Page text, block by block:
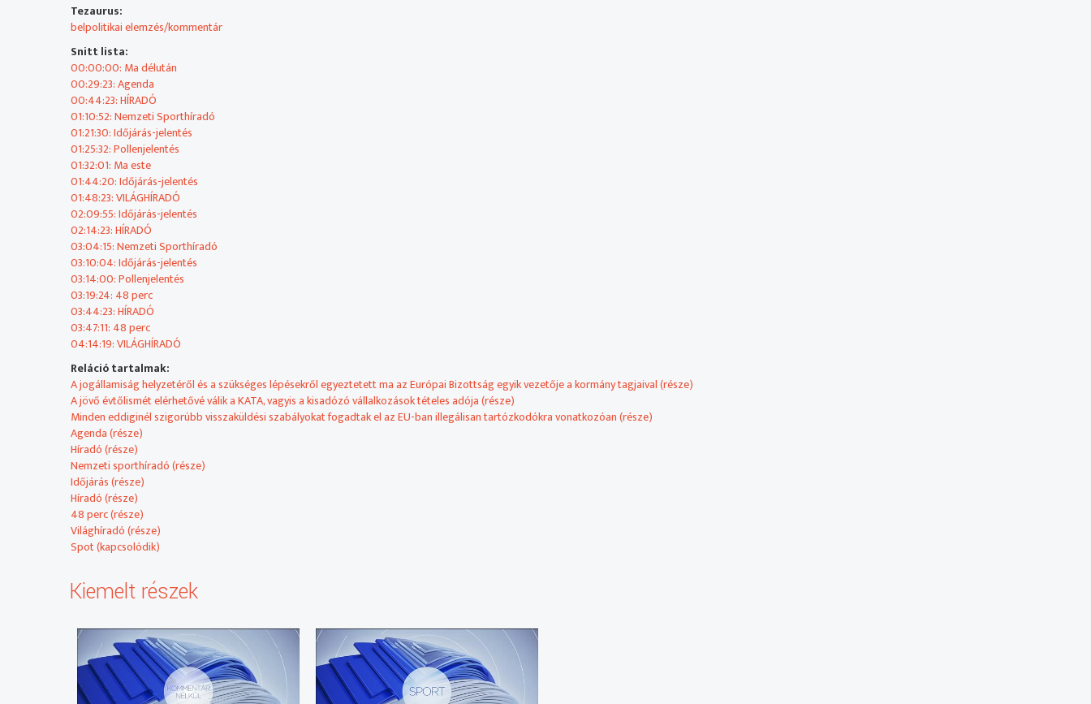
2026.06.02 - 18:47:38 - Ma este
2026.06.02 - 18:59:57 - Időjárás-jelentés
2026.06.02 - 19:04:00 - VILÁGHÍRADÓ
2026.06.02 - 19:25:32 - Időjárás-jelentés
2026.06.02 - 19:30:00 - HÍRADÓ
2026.06.02 - 20:19:52 - Nemzeti Sporthíradó
2026.06.02 - 20:25:41 - Időjárás-jelentés
2026.06.02 - 20:29:37 - Pollenjelentés
2026.06.02 - 20:35:01 - 48 perc
2026.06.02 - 21:00:00 - HÍRADÓ
2026.06.02 - 21:29:56 - VILÁGHÍRADÓ
Tezaurus:
belpolitikai elemzés/kommentár
Snitt lista:
00:00:00: Ma délután
00:29:23: Agenda
00:44:23: HÍRADÓ
01:10:52: Nemzeti Sporthíradó
01:21:30: Időjárás-jelentés
01:25:32: Pollenjelentés
01:32:01: Ma este
01:44:20: Időjárás-jelentés
01:48:23: VILÁGHÍRADÓ
02:09:55: Időjárás-jelentés
02:14:23: HÍRADÓ
03:04:15: Nemzeti Sporthíradó
03:10:04: Időjárás-jelentés
03:14:00: Pollenjelentés
03:19:24: 48 perc
03:44:23: HÍRADÓ
03:47:11: 48 perc
04:14:19: VILÁGHÍRADÓ
Reláció tartalmak:
A jogállamiság helyzetéről és a szükséges lépésekről egyeztetett ma az Európai Bizottság egyik vezetője a kormány tagjaival (része)
A jövő évtőlismét elérhetővé válik a KATA, vagyis a kisadózó vállalkozások tételes adója (része)
Minden eddiginél szigorúbb visszaküldési szabályokat fogadtak el az EU-ban illegálisan tartózkodókra vonatkozóan (része)
Agenda (része)
Híradó (része)
Nemzeti sporthíradó (része)
Időjárás (része)
Híradó (része)
48 perc (része)
Világhíradó (része)
Spot (kapcsolódik)
Kiemelt részek